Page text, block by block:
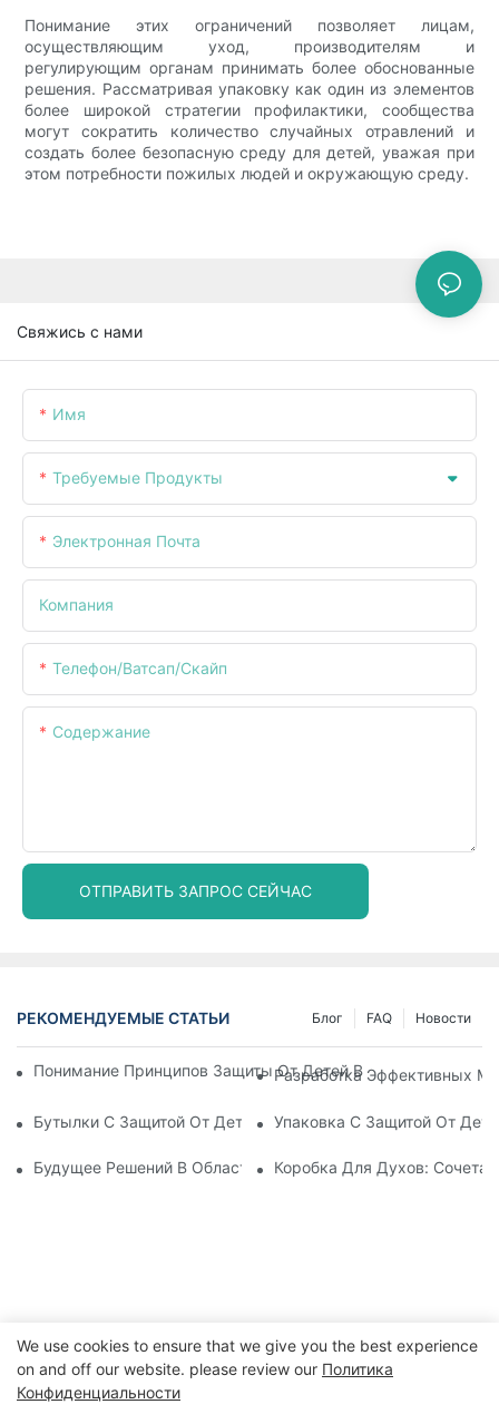
Понимание этих ограничений позволяет лицам,
осуществляющим уход, производителям и
регулирующим органам принимать более обоснованные
решения. Рассматривая упаковку как один из элементов
более широкой стратегии профилактики, сообщества
могут сократить количество случайных отравлений и
создать более безопасную среду для детей, уважая при
этом потребности пожилых людей и окружающую среду.
Свяжись с нами
Имя
Требуемые Продукты
Электронная Почта
Компания
Телефон/ватсап/скайп
Содержание
ОТПРАВИТЬ ЗАПРОС СЕЙЧАС
РЕКОМЕНДУЕМЫЕ СТАТЬИ Новости
FAQ
Блог
Понимание Принципов Защиты От Детей В Упаковке:
Разработка Эффективных
Бутылки С Защитой От Детей: Что Нужно Знать Для
Упаковка С Защитой От
Будущее Решений В Области Упаковки, Защищающей От
Коробка Для Духов:
Copyright © 2026 WWW.ECCODY.COM |
We use cookies to ensure that we give you the best experience
on and off our website. please review our Политика
Конфиденциальности